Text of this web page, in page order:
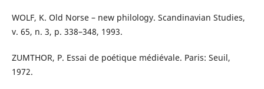
WOLF, K. Old Norse – new philology. Scandinavian Studies,
v. 65, n. 3, p. 338–348, 1993.
ZUMTHOR, P. Essai de poétique médiévale. Paris: Seuil,
1972.